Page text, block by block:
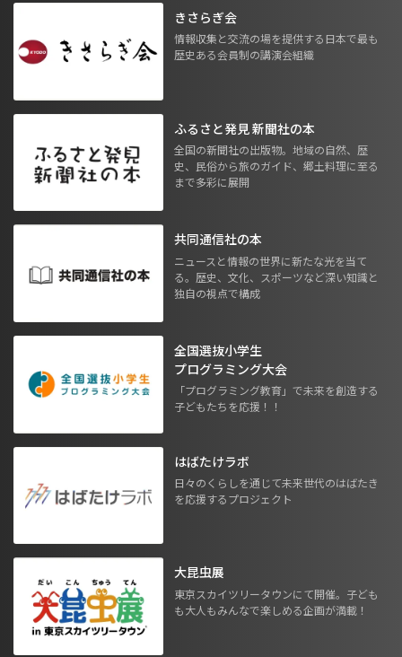
きさらぎ会
情報収集と交流の場を提供する日本で最も
歴史ある会員制の講演会組織
ふるさと発見 新聞社の本
全国の新聞社の出版物。地域の自然、歴
史、民俗から旅のガイド、郷土料理に至る
まで多彩に展開
共同通信社の本
ニュースと情報の世界に新たな光を当て
る。歴史、文化、スポーツなど深い知識と
独自の視点で構成
全国選抜小学生
プログラミング大会
「プログラミング教育」で未来を創造する
子どもたちを応援！！
はばたけラボ
日々のくらしを通じて未来世代のはばたき
を応援するプロジェクト
大昆虫展
東京スカイツリータウンにて開催。子ども
も大人もみんなで楽しめる企画が満載！